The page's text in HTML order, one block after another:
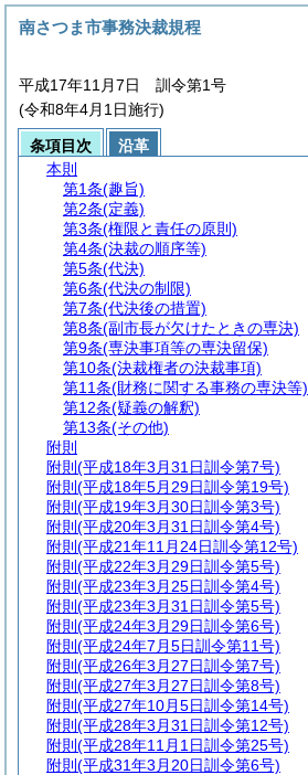
南さつま市事務決裁規程
平成17年11月7日 訓令第1号
(令和8年4月1日施行)
条項目次
沿革
本則
第1条(趣旨)
第2条(定義)
第3条(権限と責任の原則)
第4条(決裁の順序等)
第5条(代決)
第6条(代決の制限)
第7条(代決後の措置)
第8条(副市長が欠けたときの専決)
第9条(専決事項等の専決留保)
第10条(決裁権者の決裁事項)
第11条(財務に関する事務の専決等)
第12条(疑義の解釈)
第13条(その他)
附則
附則 (平成18年3月31日訓令第7号)
附則 (平成18年5月29日訓令第19号)
附則 (平成19年3月30日訓令第3号)
附則 (平成20年3月31日訓令第4号)
附則 (平成21年11月24日訓令第12号)
附則 (平成22年3月29日訓令第5号)
附則 (平成23年3月25日訓令第4号)
附則 (平成23年3月31日訓令第5号)
附則 (平成24年3月29日訓令第6号)
附則 (平成24年7月5日訓令第11号)
附則 (平成26年3月27日訓令第7号)
附則 (平成27年3月27日訓令第8号)
附則 (平成27年10月5日訓令第14号)
附則 (平成28年3月31日訓令第12号)
附則 (平成28年11月1日訓令第25号)
附則 (平成31年3月20日訓令第6号)